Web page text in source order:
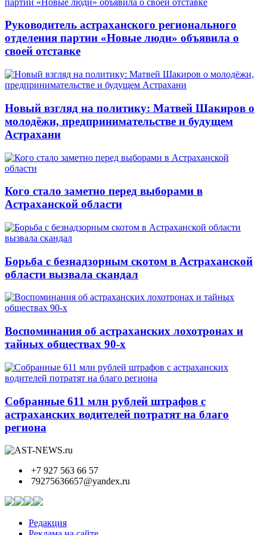
Руководитель астраханского регионального
отделения партии «Новые люди» объявила о
своей отставке
Новый взгляд на политику: Матвей Шакиров о
молодёжи, предпринимательстве и будущем
Астрахани
Кого стало заметно перед выборами в
Астраханской области
Борьба с безнадзорным скотом в Астраханской
области вызвала скандал
Воспоминания об астраханских лохотронах и
тайных обществах 90-х
Собранные 611 млн рублей штрафов с
астраханских водителей потратят на благо
региона
+7 927 563 66 57
79275636657@yandex.ru
Редакция